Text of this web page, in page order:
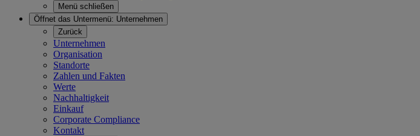
Menü schließen
Öffnet das Untermenü: Unternehmen
Zurück
Unternehmen
Organisation
Standorte
Zahlen und Fakten
Werte
Nachhaltigkeit
Einkauf
Corporate Compliance
Kontakt